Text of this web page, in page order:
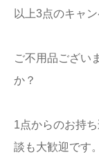
以上3点のキャ
ご不用品ござい
か？
1点からのお持
談も大歓迎です。